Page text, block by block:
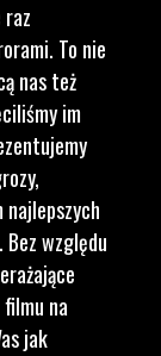
To nie
nas też
im
względu
na
jak